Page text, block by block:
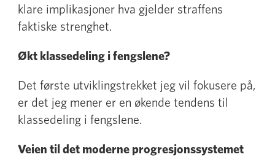
klare implikasjoner hva gjelder straffens
faktiske strenghet.
Økt klassedeling i fengslene?
Det første utviklingstrekket jeg vil fokusere på,
er det jeg mener er en økende tendens til
klassedeling i fengslene.
Veien til det moderne progresjonssystemet